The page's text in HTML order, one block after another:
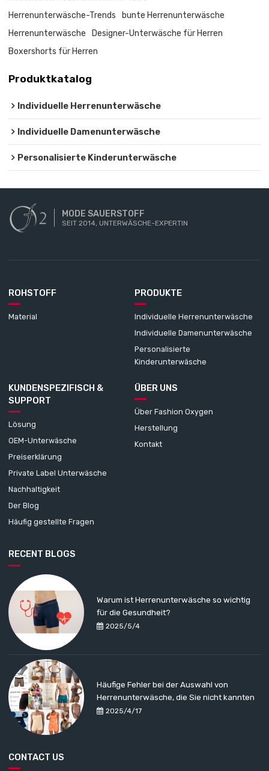
Herrenunterwäsche-Trends
bunte Herrenunterwäsche
Herrenunterwäsche
Designer-Unterwäsche für Herren
Boxershorts für Herren
Produktkatalog
Individuelle Herrenunterwäsche
Individuelle Damenunterwäsche
Personalisierte Kinderunterwäsche
MODE SAUERSTOFF
SEIT 2014, UNTERWÄSCHE-EXPERTIN
ROHSTOFF
Material
PRODUKTE
Individuelle Herrenunterwäsche
Individuelle Damenunterwäsche
Personalisierte
Kinderunterwäsche
KUNDENSPEZIFISCH &
SUPPORT
Lösung
OEM-Unterwäsche
Preiserklärung
Private Label Unterwäsche
Nachhaltigkeit
Der Blog
Häufig gestellte Fragen
ÜBER UNS
Über Fashion Oxygen
Herstellung
Kontakt
RECENT BLOGS
2025/5/4
Warum ist Herrenunterwäsche so wichtig
für die Gesundheit?
2025/4/17
Häufige Fehler bei der Auswahl von
Herrenunterwäsche, die Sie nicht kannten
CONTACT US